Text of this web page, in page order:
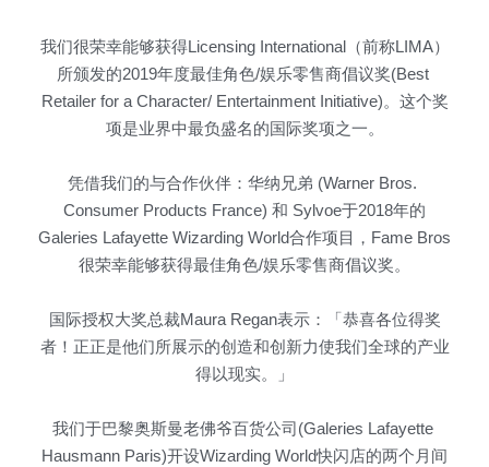
我们很荣幸能够获得Licensing International（前称LIMA）
所颁发的2019年度最佳角色/娱乐零售商倡议奖(Best
Retailer for a Character/ Entertainment Initiative)。这个奖
项是业界中最负盛名的国际奖项之一。
凭借我们的与合作伙伴：华纳兄弟 (Warner Bros.
Consumer Products France) 和 Sylvoe于2018年的
Galeries Lafayette Wizarding World合作项目，Fame Bros
很荣幸能够获得最佳角色/娱乐零售商倡议奖。
国际授权大奖总裁Maura Regan表示：「恭喜各位得奖
者！正正是他们所展示的创造和创新力使我们全球的产业
得以现实。」
我们于巴黎奥斯曼老佛爷百货公司(Galeries Lafayette
Hausmann Paris)开设Wizarding World快闪店的两个月间